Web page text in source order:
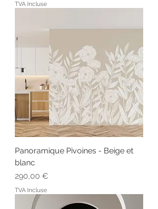
TVA Incluse
Panoramique Pivoines - Beige et
blanc
Prix
290,00 €
TVA Incluse